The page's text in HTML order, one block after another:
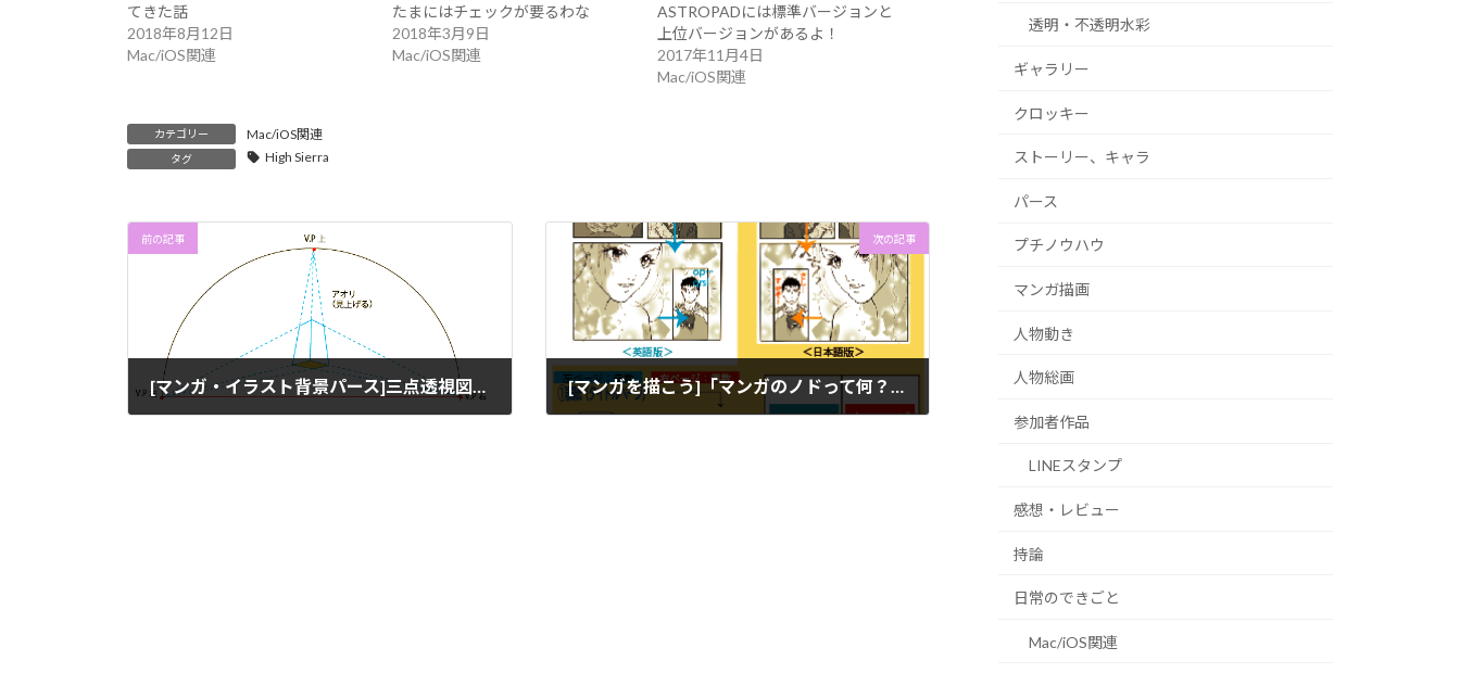
てきた話
2018年8月12日
Mac/iOS関連
たまにはチェックが要るわな
2018年3月9日
Mac/iOS関連
ASTROPADには標準バージョンと
上位バージョンがあるよ！
2017年11月4日
Mac/iOS関連
カテゴリー Mac/iOS関連
タグ High Sierra
前の記事
[マンガ・イラスト背景パース]三点透視図法を使う時とは？パースって何さ（５）
次の記事
[マンガを描こう]「マンガのノドって何？」漫画作成を始める前に知っておきたい基本的なこととは
透明・不透明水彩
ギャラリー
クロッキー
ストーリー、キャラ
パース
プチノウハウ
マンガ描画
人物動き
人物総画
参加者作品
LINEスタンプ
感想・レビュー
持論
日常のできごと
Mac/iOS関連